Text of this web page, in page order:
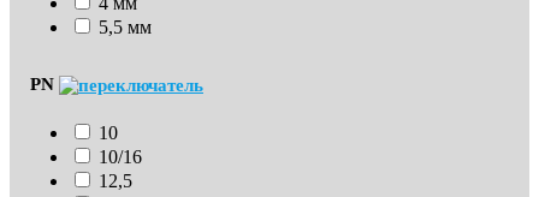
5,5 мм
PN
10
10/16
12,5